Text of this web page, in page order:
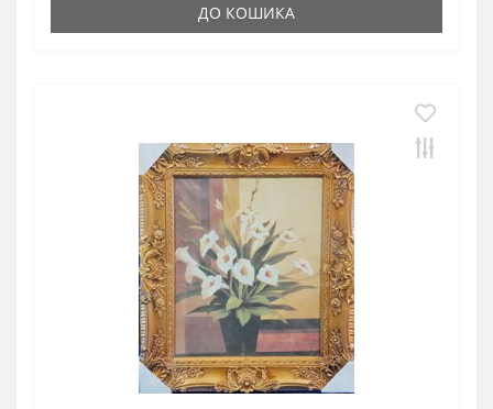
ДО КОШИКА